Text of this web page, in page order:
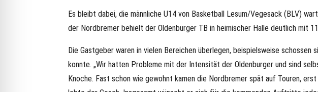
Es bleibt dabei, die männliche U14 von Basketball Lesum/Vegesack (BLV)
der Nordbremer behielt der Oldenburger TB in heimischer Halle deutlich mit
Die Gastgeber waren in vielen Bereichen überlegen, beispielsweise
konnte. „Wir hatten Probleme mit der Intensität der Oldenburger und sind
Knoche. Fast schon wie gewohnt kamen die Nordbremer spät auf Touren,